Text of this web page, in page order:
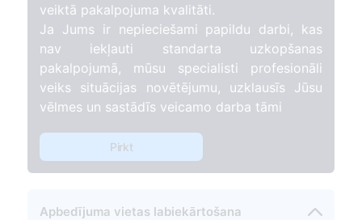
veiktā pakalpojuma kvalitāti.
Ja Jums ir nepieciešami papildu darbi, kas
nav iekļauti standarta uzkopšanas
pakalpojumā, mūsu specialisti profesionāli
veiks situācijas novētējumu, uzklausīs Jūsu
vēlmes un sastādīs veicamo darba tāmi
Pirkt
Apbedījuma vietas labiekārtošana